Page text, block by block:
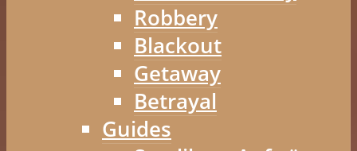
Robbery
Blackout
Getaway
Betrayal
Guides